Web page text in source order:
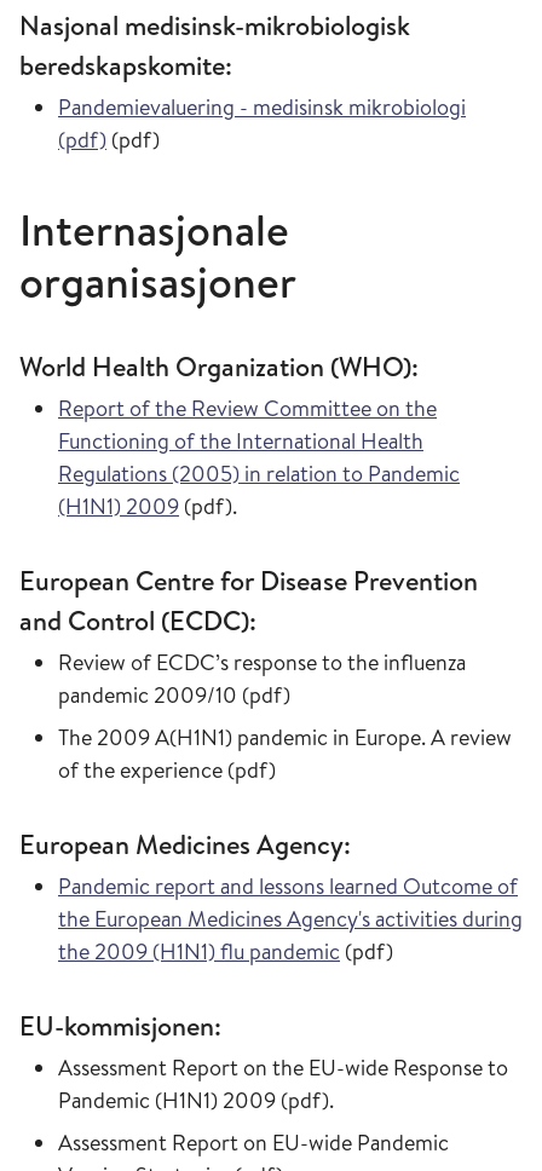
Nasjonal medisinsk-mikrobiologisk
beredskapskomite:
Pandemievaluering - medisinsk mikrobiologi
(pdf) (pdf)
Internasjonale
organisasjoner
World Health Organization (WHO):
Report of the Review Committee on the
Functioning of the International Health
Regulations (2005) in relation to Pandemic
(H1N1) 2009 (pdf).
European Centre for Disease Prevention
and Control (ECDC):
Review of ECDC’s response to the influenza
pandemic 2009/10 (pdf)
The 2009 A(H1N1) pandemic in Europe. A review
of the experience (pdf)
European Medicines Agency:
Pandemic report and lessons learned Outcome of
the European Medicines Agency's activities during
the 2009 (H1N1) flu pandemic (pdf)
EU-kommisjonen:
Assessment Report on the EU-wide Response to
Pandemic (H1N1) 2009 (pdf).
Assessment Report on EU-wide Pandemic